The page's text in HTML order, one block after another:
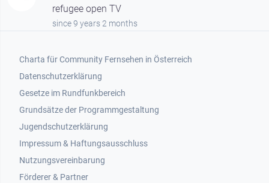
refugee open TV
since 9 years 2 months
Footer 1
Charta für Community Fernsehen in Österreich
Datenschutzerklärung
Gesetze im Rundfunkbereich
Grundsätze der Programmgestaltung
Jugendschutzerklärung
Impressum & Haftungsausschluss
Nutzungsvereinbarung
Footer 2
Förderer & Partner